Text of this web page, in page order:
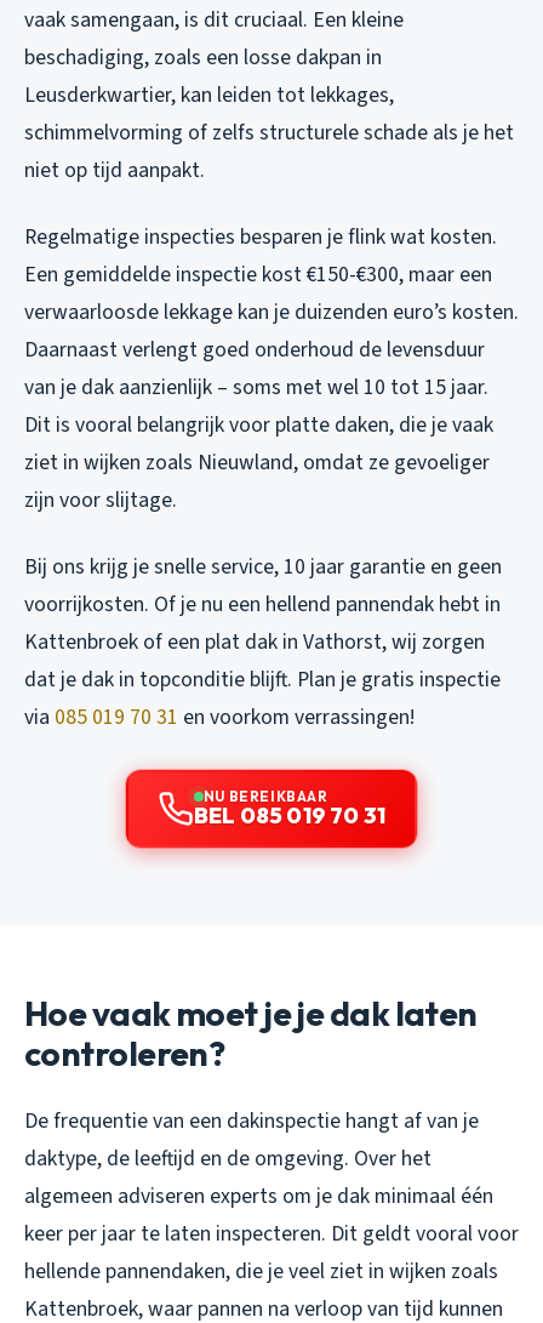
vaak samengaan, is dit cruciaal. Een kleine
beschadiging, zoals een losse dakpan in
Leusderkwartier, kan leiden tot lekkages,
schimmelvorming of zelfs structurele schade als je het
niet op tijd aanpakt.
Regelmatige inspecties besparen je flink wat kosten.
Een gemiddelde inspectie kost €150-€300, maar een
verwaarloosde lekkage kan je duizenden euro’s kosten.
Daarnaast verlengt goed onderhoud de levensduur
van je dak aanzienlijk – soms met wel 10 tot 15 jaar.
Dit is vooral belangrijk voor platte daken, die je vaak
ziet in wijken zoals Nieuwland, omdat ze gevoeliger
zijn voor slijtage.
Bij ons krijg je snelle service, 10 jaar garantie en geen
voorrijkosten. Of je nu een hellend pannendak hebt in
Kattenbroek of een plat dak in Vathorst, wij zorgen
dat je dak in topconditie blijft. Plan je gratis inspectie
via 085 019 70 31 en voorkom verrassingen!
NU BEREIKBAAR
BEL 085 019 70 31
Hoe vaak moet je je dak laten
controleren?
De frequentie van een dakinspectie hangt af van je
daktype, de leeftijd en de omgeving. Over het
algemeen adviseren experts om je dak minimaal één
keer per jaar te laten inspecteren. Dit geldt vooral voor
hellende pannendaken, die je veel ziet in wijken zoals
Kattenbroek, waar pannen na verloop van tijd kunnen